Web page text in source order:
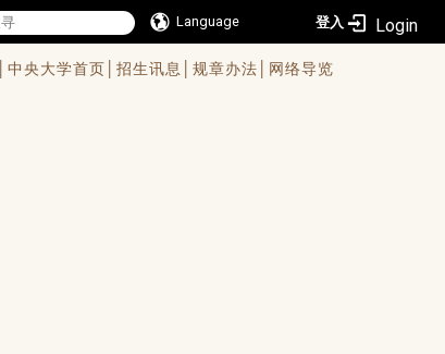
Language 登入
中央大学首页│ 招生讯息│ 规章办法│ 网络导览